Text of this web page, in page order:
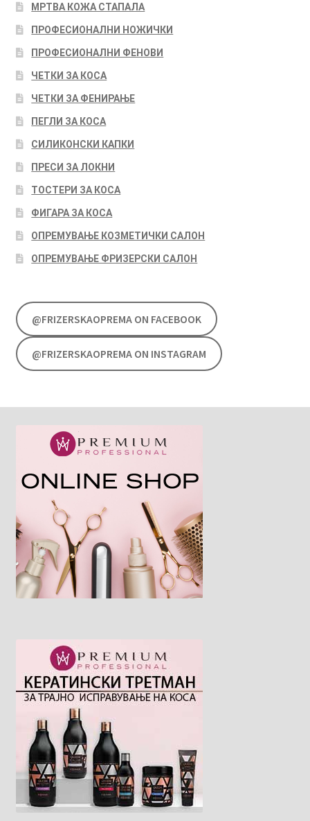
МРТВА КОЖА СТАПАЛА
ПРОФЕСИОНАЛНИ НОЖИЧКИ
ПРОФЕСИОНАЛНИ ФЕНОВИ
ЧЕТКИ ЗА КОСА
ЧЕТКИ ЗА ФЕНИРАЊЕ
ПЕГЛИ ЗА КОСА
СИЛИКОНСКИ КАПКИ
ПРЕСИ ЗА ЛОКНИ
ТОСТЕРИ ЗА КОСА
ФИГАРА ЗА КОСА
ОПРЕМУВАЊЕ КОЗМЕТИЧКИ САЛОН
ОПРЕМУВАЊЕ ФРИЗЕРСКИ САЛОН
@FRIZERSKAOPREMA ON FACEBOOK
@FRIZERSKAOPREMA ON INSTAGRAM